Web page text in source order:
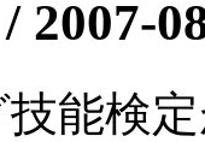
/ 2007-
能検